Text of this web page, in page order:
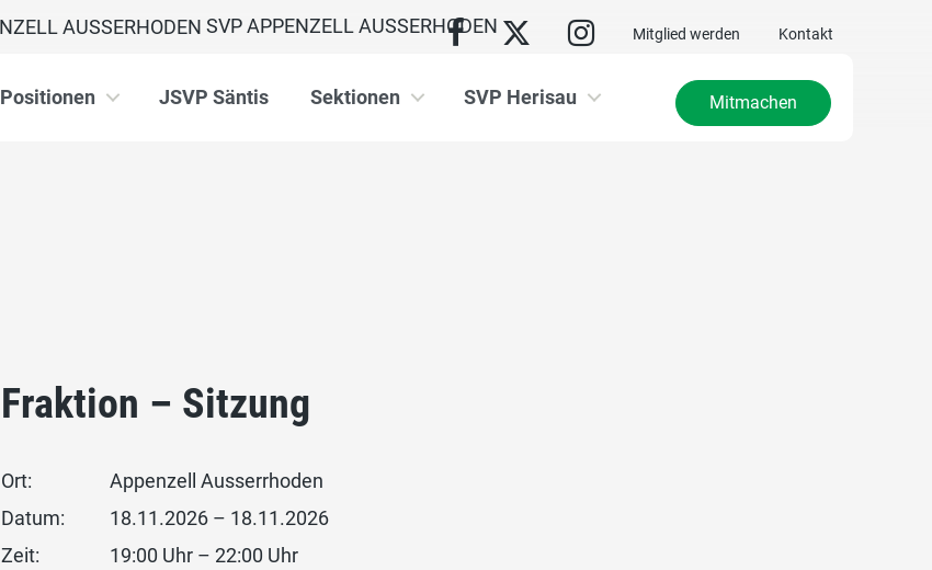
Mitglied werden Kontakt
SVP APPENZELL AUSSERHODEN
Positionen JSVP Säntis Sektionen SVP Herisau Mitmachen
Fraktion – Sitzung
Ort:
Appenzell Ausserrhoden
Datum:
18.11.2026 – 18.11.2026
Zeit:
19:00 Uhr – 22:00 Uhr